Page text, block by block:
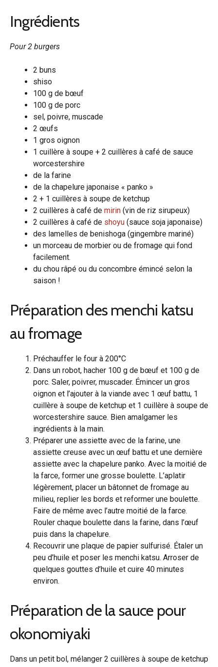
Ingrédients
Pour 2 burgers
2 buns
shiso
100 g de bœuf
100 g de porc
sel, poivre, muscade
2 œufs
1 gros oignon
1 cuillère à soupe + 2 cuillères à café de sauce
worcestershire
de la farine
de la chapelure japonaise « panko »
2 + 1 cuillères à soupe de ketchup
2 cuillères à café de mirin (vin de riz sirupeux)
2 cuillères à café de shoyu (sauce soja japonaise)
des lamelles de benishoga (gingembre mariné)
un morceau de morbier ou de fromage qui fond
facilement.
du chou râpé ou du concombre émincé selon la
saison !
Préparation des menchi katsu
au fromage
Préchauffer le four à 200°C
Dans un robot, hacher 100 g de bœuf et 100 g de
porc. Saler, poivrer, muscader. Émincer un gros
oignon et l’ajouter à la viande avec 1 œuf battu, 1
cuillère à soupe de ketchup et 1 cuillère à soupe de
worcestershire sauce. Bien amalgamer les
ingrédients à la main.
Préparer une assiette avec de la farine, une
assiette creuse avec un œuf battu et une dernière
assiette avec la chapelure panko. Avec la moitié de
la farce, former une grosse boulette. L’aplatir
légèrement, placer un bâtonnet de fromage au
milieu, replier les bords et reformer une boulette.
Faire de même avec l’autre moitié de la farce.
Rouler chaque boulette dans la farine, dans l’œuf
puis dans la chapelure.
Recouvrir une plaque de papier sulfurisé. Étaler un
peu d’huile et poser les menchi katsu. Arroser de
quelques gouttes d’huile et cuire 40 minutes
environ.
Préparation de la sauce pour
okonomiyaki
Dans un petit bol, mélanger 2 cuillères à soupe de ketchup